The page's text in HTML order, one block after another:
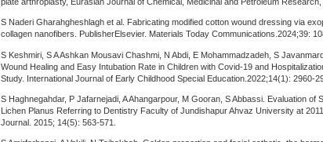
S Naderi Gharahgheshlagh et al. Fabricating modified cotton wound dressing via
collagen nanofibers. PublisherElsevier. Materials Today Communications.2024;39:
S Keshmiri, S A Ashkan Mousavi Chashmi, N Abdi, E Mohammadzadeh, S
Wound Healing and Easy Intubation Rate in Children with Covid-19 and
Study. International Journal of Early Childhood Special Education.2022;14(1): 2960-
S Haghnegahdar, P Jafarnejadi, A Ahangarpour, M Gooran, S Abbassi. Evaluation of
Lichen Planus Referring to Dentistry Faculty of Jundishapur Ahvaz University at
Journal. 2015; 14(5): 563-571.